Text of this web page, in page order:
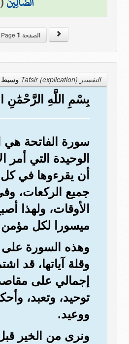
الصفحة Page 1
التفسير Tafsir (explication) وسيط
بِسْمِ اللَّهِ الرَّحْمَٰنِ
سورة الفاتحة هي
الوحيدة التي أمر
أن يقرءوها في
جميع الركعات،
الأوقات، ولهذا
ميسورا لكل
وهذه السورة
وقلة آياتها، قد
إجمالي على
توحيد، وتعبد،
ووعيد.
ونرى من الخير